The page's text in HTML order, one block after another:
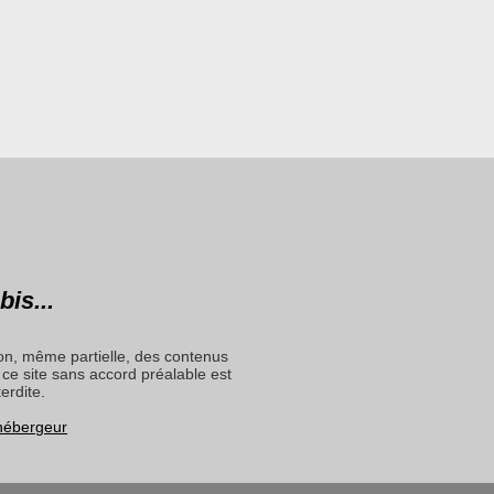
même partielle, des contenus
site sans accord préalable est